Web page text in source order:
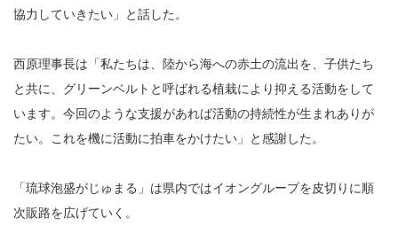
協力していきたい」と話した。
西原理事長は「私たちは、陸から海への赤土の流出を、子供たち
と共に、グリーンベルトと呼ばれる植栽により抑える活動をして
います。今回のような支援があれば活動の持続性が生まれありが
たい。これを機に活動に拍車をかけたい」と感謝した。
「琉球泡盛がじゅまる」は県内ではイオングループを皮切りに順
次販路を広げていく。